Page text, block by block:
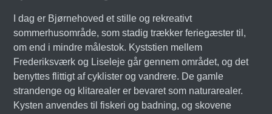
I dag er Bjørnehoved et stille og rekreativt
sommerhusområde, som stadig trækker feriegæster til,
om end i mindre målestok. Kyststien mellem
Frederiksværk og Liseleje går gennem området, og det
benyttes flittigt af cyklister og vandrere. De gamle
strandenge og klitarealer er bevaret som naturarealer.
Kysten anvendes til fiskeri og badning, og skovene